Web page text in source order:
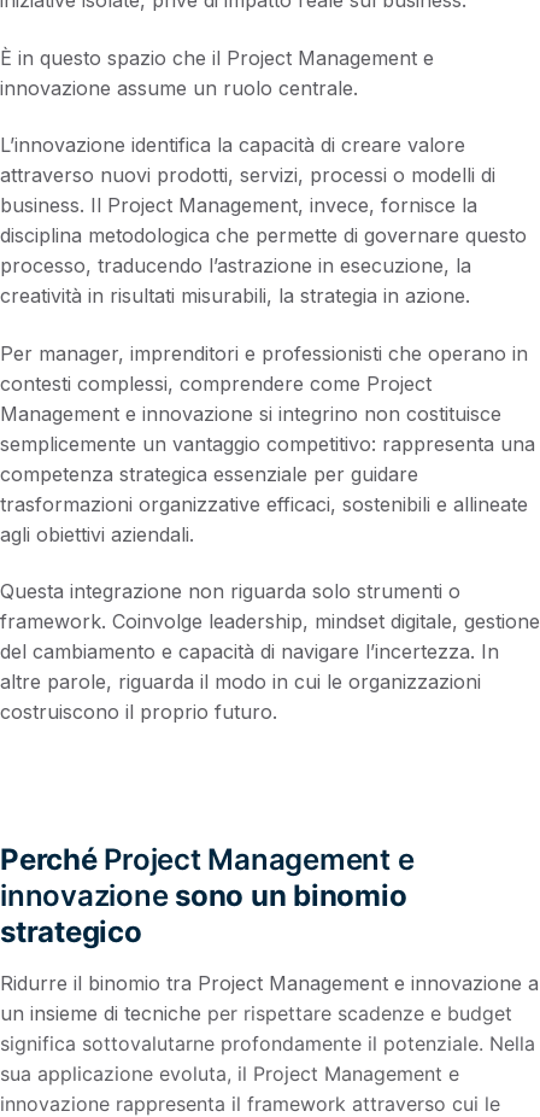
È in questo spazio che il Project Management e
innovazione assume un ruolo centrale.
L’innovazione identifica la capacità di creare valore
attraverso nuovi prodotti, servizi, processi o modelli di
business. Il Project Management, invece, fornisce la
disciplina metodologica che permette di governare questo
processo, traducendo l’astrazione in esecuzione, la
creatività in risultati misurabili, la strategia in azione.
Per manager, imprenditori e professionisti che operano in
contesti complessi, comprendere come Project
Management e innovazione si integrino non costituisce
semplicemente un vantaggio competitivo: rappresenta una
competenza strategica essenziale per guidare
trasformazioni organizzative efficaci, sostenibili e allineate
agli obiettivi aziendali.
Questa integrazione non riguarda solo strumenti o
framework. Coinvolge leadership, mindset digitale, gestione
del cambiamento e capacità di navigare l’incertezza. In
altre parole, riguarda il modo in cui le organizzazioni
costruiscono il proprio futuro.
Perché Project Management e
innovazionesono un binomio
strategico
Ridurre il binomio tra Project Management e innovazione a
un insieme di tecniche per rispettare scadenze e budget
significa sottovalutarne profondamente il potenziale. Nella
sua applicazione evoluta, il Project Management e
innovazione rappresenta il framework attraverso cui le